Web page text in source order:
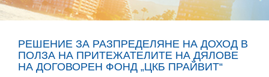
РЕШЕНИЕ ЗА РАЗПРЕДЕЛЯНЕ НА ДОХОД В
ПОЛЗА НА ПРИТЕЖАТЕЛИТЕ НА ДЯЛОВЕ
НА ДОГОВОРЕН ФОНД „ЦКБ ПРАЙВИТ“